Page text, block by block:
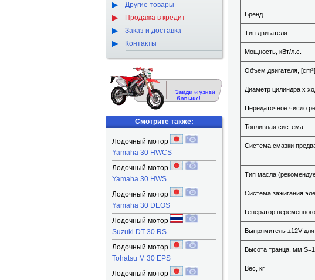
Бренд
Тип двигателя
Мощность, кВт/л.с.
Объем двигателя, [cm³]
Диаметр цилиндра х
Передаточное число
Топливная система
Система смазки
Тип масла
Система зажигания
Генератор
Выпрямитель ±12V
Высота транца, мм
Вес, кг
Другие товары
Продажа в кредит
Заказ и доставка
Контакты
Смотрите также:
Лодочный мотор
Yamaha 30 HWCS
Лодочный мотор
Yamaha 30 HWS
Лодочный мотор
Yamaha 30 DEOS
Лодочный мотор
Suzuki DT 30 RS
Лодочный мотор
Tohatsu M 30 EPS
Лодочный мотор